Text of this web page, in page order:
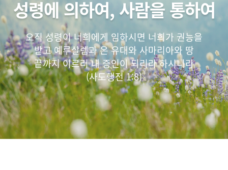
성령에 의하여, 사람을 통하여
오직 성령이 너희에게 임하시면 너희가 권능을
받고 예루살렘과 온 유대와 사마리아와 땅
끝까지 이르러 내 증인이 되리라 하시니라
(사도행전 1:8)